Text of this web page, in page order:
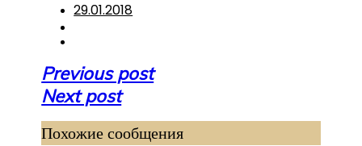
29.01.2018
Навигация
по
записям
Previous post
Next post
Похожие сообщения